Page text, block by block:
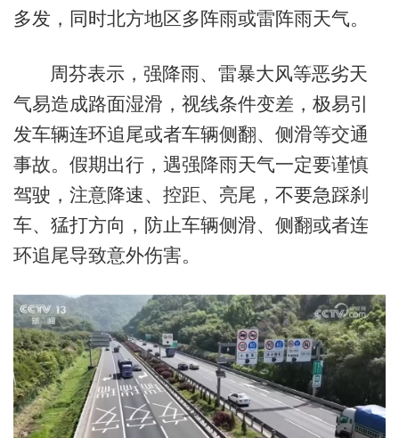
多发，同时北方地区多阵雨或雷阵雨天气。
周芬表示，强降雨、雷暴大风等恶劣天
气易造成路面湿滑，视线条件变差，极易引
发车辆连环追尾或者车辆侧翻、侧滑等交通
事故。假期出行，遇强降雨天气一定要谨慎
驾驶，注意降速、控距、亮尾，不要急踩刹
车、猛打方向，防止车辆侧滑、侧翻或者连
环追尾导致意外伤害。